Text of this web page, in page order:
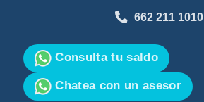
662 211 1010
Consulta tu saldo
Chatea con un asesor